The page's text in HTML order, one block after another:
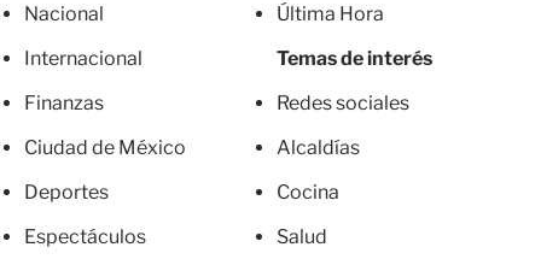
Nacional
Internacional
Finanzas
Ciudad de México
Deportes
Espectáculos
Última Hora
Temas de interés
Redes sociales
Alcaldías
Cocina
Salud